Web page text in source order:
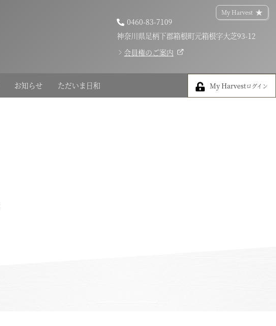
0460-83-7109
神奈川県足柄下郡箱根町元箱根字大芝93-12
会員権のご案内
My Harvest
お知らせ ただいま日和 My Harvestログイン